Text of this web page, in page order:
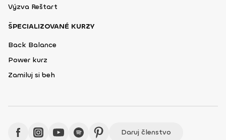
Výzva Reštart
ŠPECIALIZOVANÉ KURZY
Back Balance
Power kurz
Zamiluj si beh
Daruj členstvo